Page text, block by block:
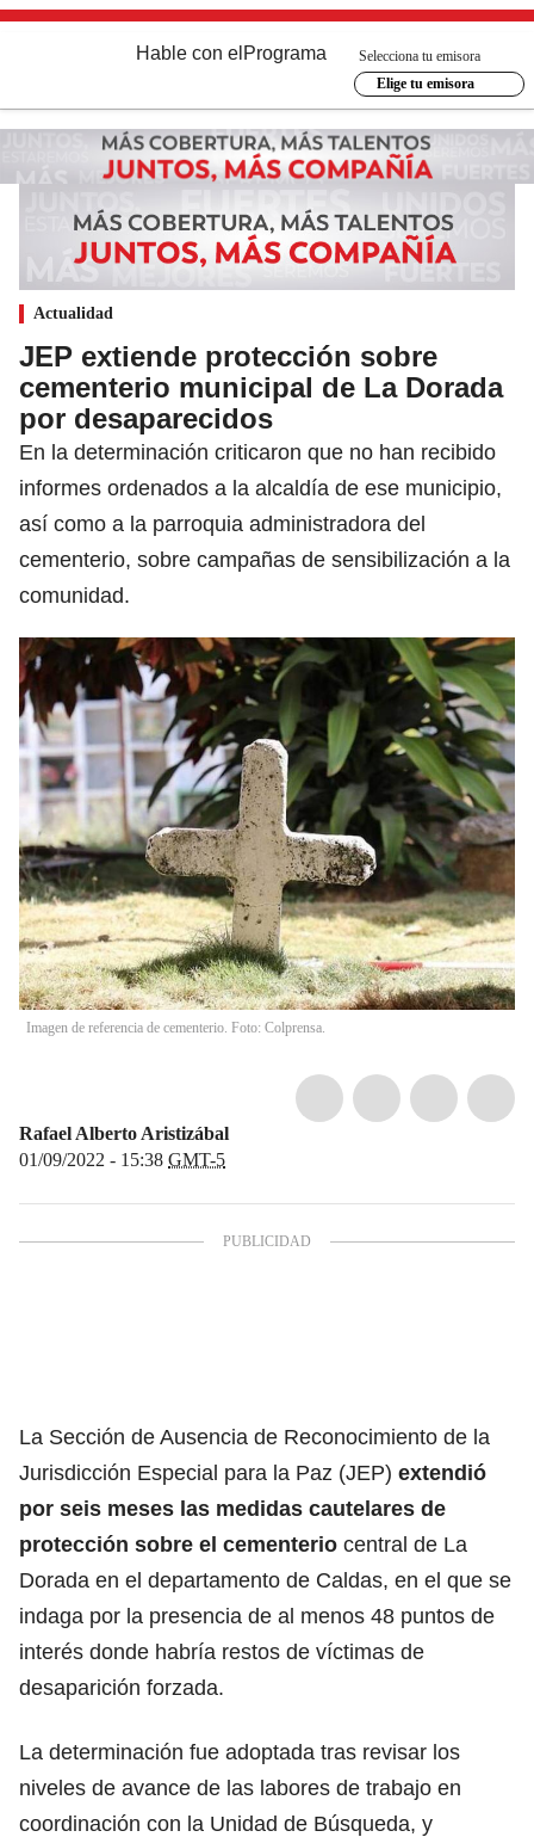
Hable con el Programa
Selecciona tu emisora
Elige tu emisora
Actualidad
JEP extiende protección sobre
cementerio municipal de La Dorada
por desaparecidos
En la determinación criticaron que no han recibido
informes ordenados a la alcaldía de ese municipio,
así como a la parroquia administradora del
cementerio, sobre campañas de sensibilización a la
comunidad.
Imagen de referencia de cementerio. Foto: Colprensa.
Rafael Alberto Aristizábal
01/09/2022 - 15:38 GMT-5
La Sección de Ausencia de Reconocimiento de la
Jurisdicción Especial para la Paz (JEP) extendió
por seis meses las medidas cautelares de
protección sobre el cementerio central de La
Dorada en el departamento de Caldas, en el que se
indaga por la presencia de al menos 48 puntos de
interés donde habría restos de víctimas de
desaparición forzada.
La determinación fue adoptada tras revisar los
niveles de avance de las labores de trabajo en
coordinación con la Unidad de Búsqueda, y